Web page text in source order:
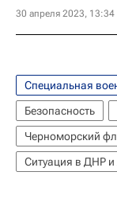
30 апреля 2023, 13:34
Специальная
Безопасность
Черноморский
Ситуация в ДНР